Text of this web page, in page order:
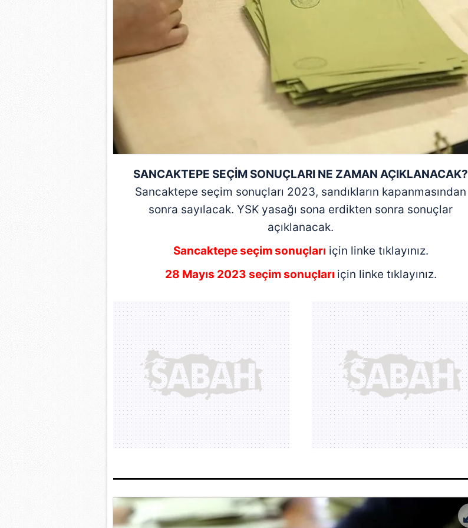
mevzuata uygun olarak kullanılan çerezlerle ilgili bilgi almak için lütfen
SANCAKTEPE SEÇİM SONUÇLARI NE ZAMAN AÇIKLANACAK?
Sancaktepe seçim sonuçları 2023, sandıkların kapanmasından
sonra sayılacak. YSK yasağı sona erdikten sonra sonuçlar
açıklanacak.
Sancaktepe seçim sonuçları için linke tıklayınız.
28 Mayıs 2023 seçim sonuçları için linke tıklayınız.